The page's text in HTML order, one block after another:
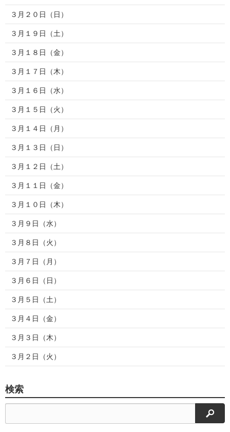
３月２０日（日）
３月１９日（土）
３月１８日（金）
３月１７日（木）
３月１６日（水）
３月１５日（火）
３月１４日（月）
３月１３日（日）
３月１２日（土）
３月１１日（金）
３月１０日（木）
３月９日（水）
３月８日（火）
３月７日（月）
３月６日（日）
３月５日（土）
３月４日（金）
３月３日（木）
３月２日（火）
検索
検索